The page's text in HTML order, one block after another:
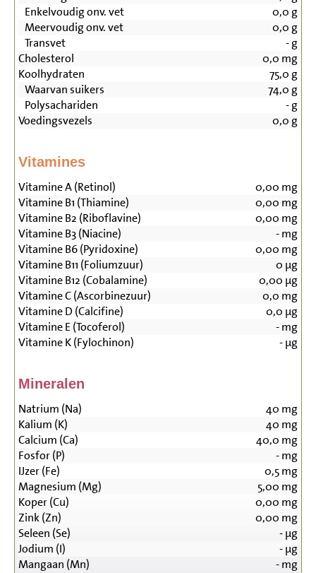
Enkelvoudig onv. vet
0,0 g
Meervoudig onv. vet
0,0 g
Transvet
-g
Cholesterol
0,0 mg
Koolhydraten
75,0 g
Waarvan suikers
74,0 g
Polysachariden
-g
Voedingsvezels
0,0 g
Vitamines
Vitamine A (Retinol) 0,00 mg
Vitamine B1 (Thiamine)
0,00 mg
Vitamine B2 (Riboflavine)
0,00 mg
Vitamine B3 (Niacine)
-mg
Vitamine B6 (Pyridoxine)
0,00 mg
Vitamine B11 (Foliumzuur)
0 µg
Vitamine B12 (Cobalamine)
0,00 µg
Vitamine C (Ascorbinezuur)
0,0 mg
Vitamine D (Calcifine)
0,0 µg
Vitamine E (Tocoferol)
-mg
Vitamine K (Fylochinon)
-µg
Mineralen
Natrium (Na) 40 mg
Kalium (K)
40 mg
Calcium (Ca)
40,0 mg
Fosfor (P)
-mg
IJzer (Fe)
0,5mg
Magnesium (Mg)
5,00 mg
Koper (Cu)
0,00 mg
Zink (Zn)
0,00 mg
Seleen (Se)
-µg
Jodium (I)
-µg
Mangaan (Mn)
-mg